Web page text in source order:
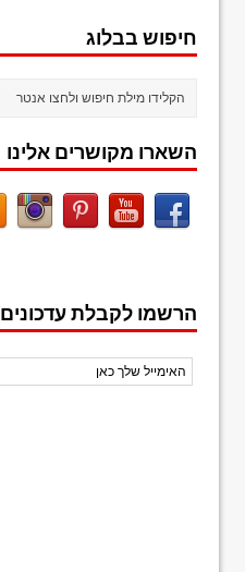
חיפוש בבלוג
השארו מקושרים אלינו
הרשמו לקבלת עדכונים